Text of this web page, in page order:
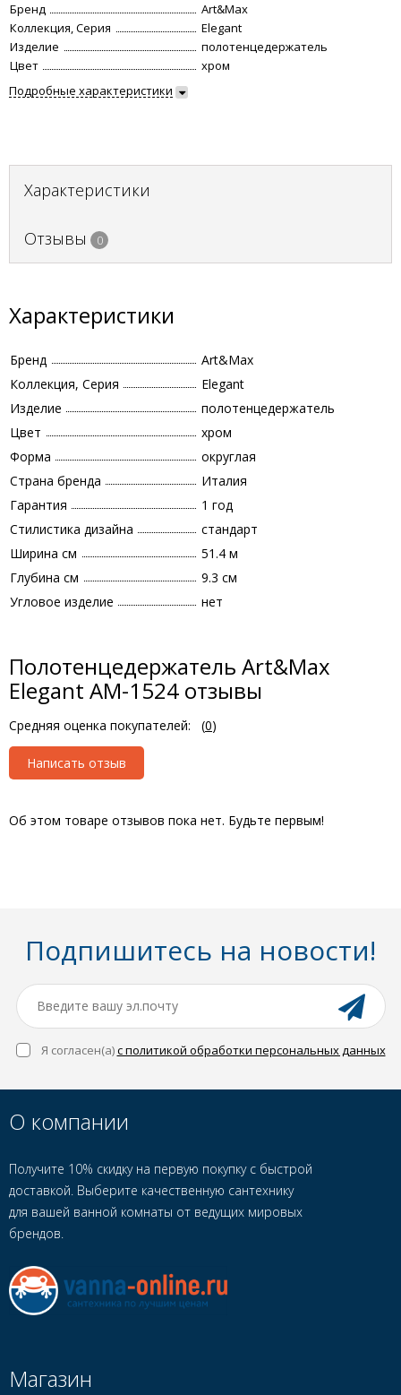
Бренд
Art&Max
Коллекция, Серия
Elegant
Изделие
полотенцедержатель
Цвет
хром
Подробные характеристики
Характеристики
Отзывы 0
Характеристики
Бренд
Art&Max
Коллекция, Серия
Elegant
Изделие
полотенцедержатель
Цвет
хром
Форма
округлая
Страна бренда
Италия
Гарантия
1 год
Стилистика дизайна
стандарт
Ширина см
51.4 м
Глубина см
9.3 см
Угловое изделие
нет
Полотенцедержатель Art&Max
Elegant AM-1524 отзывы
Средняя оценка покупателей: (0)
Написать отзыв
Об этом товаре отзывов пока нет. Будьте первым!
Подпишитесь на новости!
Я согласен(a)с политикой обработки персональных данных
О компании
Получите 10% скидку на первую покупку с быстрой
доставкой. Выберите качественную сантехнику
для вашей ванной комнаты от ведущих мировых
брендов.
Магазин